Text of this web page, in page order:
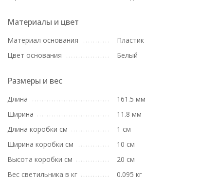
Материалы и цвет
Материал основания
Пластик
Цвет основания
Белый
Размеры и вес
Длина
161.5 мм
Ширина
11.8 мм
Длина коробки см
1 см
Ширина коробки см
10 см
Высота коробки см
20 см
Вес светильника в кг
0.095 кг